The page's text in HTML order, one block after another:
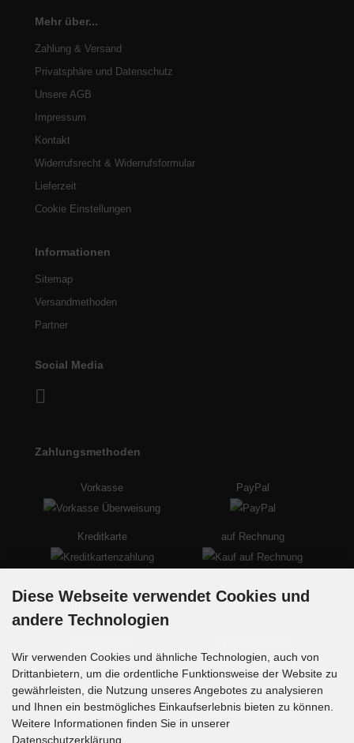
Mehr über...
Zahlung & Versand
Privatsphäre und Datenschutz
Unsere AGB
Impressum
Kontakt
Widerrufsrecht & Widerrufsformular
Lieferzeit
Cookie Einstellungen
Informationen
Sitemap
Versandmethoden
Partner
Social Media
Zahlungsmethoden
Vorkasse PayPal
Kreditkarte auf Rechnung
Palettenversand Sperrgutversand
Diese Webseite verwendet Cookies und
andere Technologien
Wir verwenden Cookies und ähnliche Technologien, auch von
Drittanbietern, um die ordentliche Funktionsweise der Website zu
gewährleisten, die Nutzung unseres Angebotes zu analysieren
und Ihnen ein bestmögliches Einkaufserlebnis bieten zu können.
Weitere Informationen finden Sie in unserer
Datenschutzerklärung.